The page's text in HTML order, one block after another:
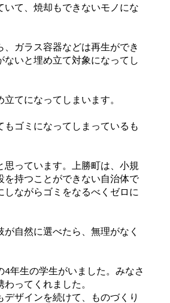
て、焼却もできないモノにな
ガラス容器などは再生ができ
いと埋め立て対象になってし
てになってしまいます。
ゴミになってしまっているも
っています。上勝町は、小規
を持つことができない自治体で
ながらゴミをなるべくゼロに
自然に選べたら、無理がなく
年生の学生がいました。みなさ
ってくれました。
ザインを続けて、ものづくり